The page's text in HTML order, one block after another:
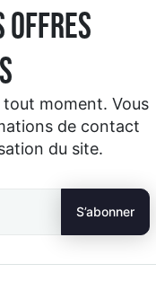
offres
moment. Vous
de contact
du site.